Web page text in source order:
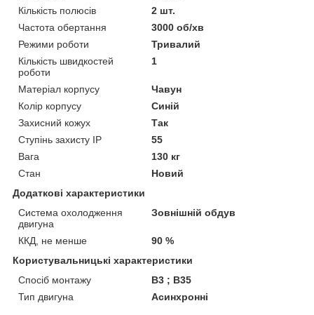
Кількість полюсів
2 шт.
Частота обертання
3000 об/хв
Режими роботи
Тривалий
Кількість швидкостей
роботи
1
Матеріал корпусу
Чавун
Колір корпусу
Синій
Захисний кожух
Так
Ступінь захисту IP
55
Вага
130 кг
Стан
Новий
Додаткові характеристики
Система охолодження
двигуна
Зовнішній обдув
ККД, не менше
90 %
Користувальницькі характеристики
Спосіб монтажу
B3 ; B35
Тип двигуна
Асинхронні